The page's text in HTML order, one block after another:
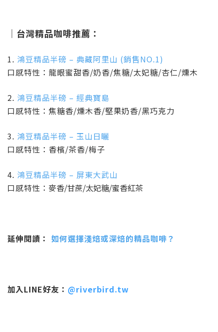
｜台灣精品咖啡推薦：
1. 鴻豆精品半磅 – 典藏阿里山 (銷售NO.1)
口感特性：龍眼蜜甜香/奶香/焦糖/太妃糖/杏仁/燻木
2. 鴻豆精品半磅 – 經典寶島
口感特性：焦糖香/燻木香/堅果奶香/黑巧克力
3. 鴻豆精品半磅 – 玉山日曬
口感特性：香檳/茶香/梅子
4. 鴻豆精品半磅 – 屏東大武山
口感特性： 麥香/甘蔗/太妃糖/蜜香紅茶
延伸閱讀： 如何選擇淺焙或深焙的精品咖啡？
加入LINE好友 ： @riverbird.tw